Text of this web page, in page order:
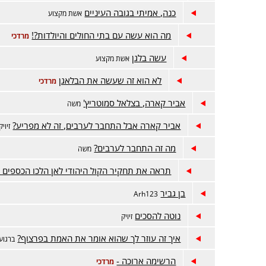
כנה, אמיתי בגובה העיניים אשת מקצוע
מה הוא עשה עם בתי החולים והיולדות?! מרדכי
עשה בלגן אשת מקצוע
לא הוא זה שעשה את הבלאגן מרדכי
אביר קארה, בצלאל סמוטריץ' משה
אביר קארה אבל התחבר לערבים, זה לא מפריע? זיויק
מה זה התחבר לערבים? משה
תראה את תחקיר הקול היהודי לאן הלכו הכספים
בן גביר Arh123
נוטה להסכים זיויק
איך זה עוזר לך שהוא אומר את האמת בפרצוף? ברגוע
הרשימה ארוכה - מרדכי